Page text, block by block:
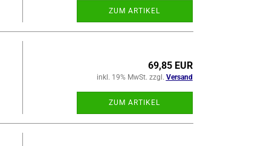
ZUM ARTIKEL
69,85 EUR
inkl. 19% MwSt. zzgl. Versand
ZUM ARTIKEL